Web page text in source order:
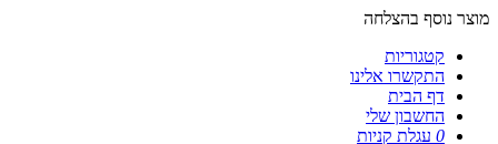
מוצר נוסף בהצלחה
קטגוריות
התקשרו אלינו
דף הבית
החשבון שלי
0 עגלת קניות